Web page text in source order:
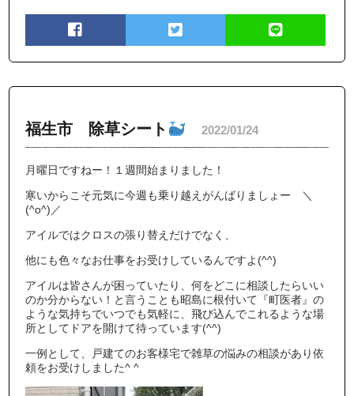
福生市 除草シート 2022/01/24
月曜日ですねー！１週間始まりました！
寒いからこそ元気に今週も乗り越えがんばりましょー ＼
(^o^)／
アイルではクロスの張り替えだけでなく、
他にも色々なお仕事をお受けしているんですよ(^^)
アイルは皆さんが困っていたり、何をどこに相談したらいい
のか分からない！と言うことも昭島に根付いて『町医者』の
ような気持ちでいつでも気軽に、飛び込んでこれるような場
所としてドアを開けて待っています(^^)
一例として、戸建てのお客様宅で雑草の悩みの相談があり依
頼をお受けしました^ ^